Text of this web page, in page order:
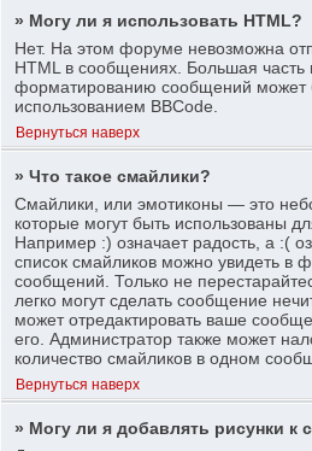
» Могу ли я использовать HTML?
Нет. На этом форуме невозможна
HTML в сообщениях. Большая часть
форматированию сообщений может
использованием BBCode.
Вернуться наверх
» Что такое смайлики?
Смайлики, или эмотиконы — это
которые могут быть использованы
Например :) означает радость, а :(
список смайликов можно увидеть в
сообщений. Только не
легко могут сделать сообщение
может отредактировать ваше
его. Администратор также может
количество смайликов в одном
Вернуться наверх
» Могу ли я добавлять рисунки к